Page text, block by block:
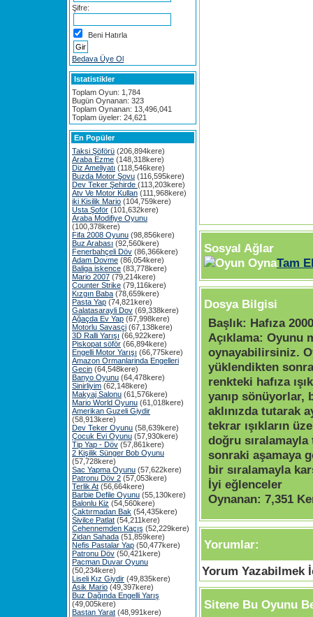
Şifre:
Beni Hatırla
Bedava Üye Ol
Istatistikler
Toplam Oyun: 1,784
Bugün Oynanan: 323
Toplam Oynanan: 13,496,041
Toplam üyeler: 24,621
En Popüler
Taksi Şöförü (206,894kere)
Araba Ezme (148,318kere)
Diz Ameliyatı (118,546kere)
Buzda Motor Şovu (116,595kere)
Dev Teker Şehirde (113,203kere)
Atv Ve Motor Kullan (111,968kere)
iki Kisilik Mario (104,759kere)
Usta Şoför (101,632kere)
Araba Modifiye Oyunu
(100,378kere)
Fifa 2008 Oyunu (98,856kere)
Buz Arabası (92,560kere)
Fenerbahçeli Döv (86,366kere)
Adam Dovme (86,054kere)
Baliga iskence (83,778kere)
Mario 2007 (79,214kere)
Counter Strike (79,116kere)
Kızgın Baba (78,659kere)
Pasta Yap (74,821kere)
Galatasarayli Dov (69,338kere)
Ağaçda Ev Yap (67,998kere)
Motorlu Savasçi (67,138kere)
3D Ralli Yarışı (66,922kere)
Piskopat söför (66,894kere)
Engelli Motor Yarışı (66,775kere)
Amazon Ormanlarinda Engelleri
Gecin (64,548kere)
Banyo Oyunu (64,478kere)
Sinirliyim (62,148kere)
Makyaj Salonu (61,576kere)
Mario World Oyunu (61,018kere)
Amerikan Guzeli Giydir
(58,913kere)
Dev Teker Oyunu (58,639kere)
Çocuk Evi Oyunu (57,930kere)
Tip Yap - Döv (57,861kere)
2 Kişilik Sünger Bob Oyunu
(57,728kere)
Sac Yapma Oyunu (57,622kere)
Patronu Döv 2 (57,053kere)
Terlik At (56,664kere)
Barbie Defile Oyunu (55,130kere)
Balonlu Kiz (54,560kere)
Çaktırmadan Bak (54,435kere)
Sivilce Patlat (54,211kere)
Cehennemden Kaçış (52,229kere)
Zidan Sahada (51,859kere)
Nefis Pastalar Yap (50,477kere)
Patronu Döv (50,421kere)
Pacman Duvar Oyunu
(50,234kere)
Liseli Kız Giydir (49,835kere)
Asik Mario (49,397kere)
Buz Dağında Engelli Yarış
(49,005kere)
Bastan Yarat (48,991kere)
Sosyal Ağlar
Tam
Dosya Bilgisi
Başlık: Hafıza
Açıklama: Oyunu
oynayabilirsiniz.
yüklendikten
renkteki hafıza
yanıp sönüyorlar,
aklınızda tutarak
tekrar ışıkların
doğru sıralamayla
sonraki aşamaya
bir sıralamayla
İyi eğlenceler
Oynanan: 7,351
Yorumlar:
Yorum Yazabilmek
Sitene Bu Oyunu